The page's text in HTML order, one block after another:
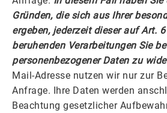
Gründen, die sich aus Ihrer
ergeben, jederzeit dieser auf Art.
beruhenden Verarbeitungen Sie
personenbezogener Daten zu
Mail-Adresse nutzen wir nur zur
Anfrage. Ihre Daten werden
Beachtung gesetzlicher